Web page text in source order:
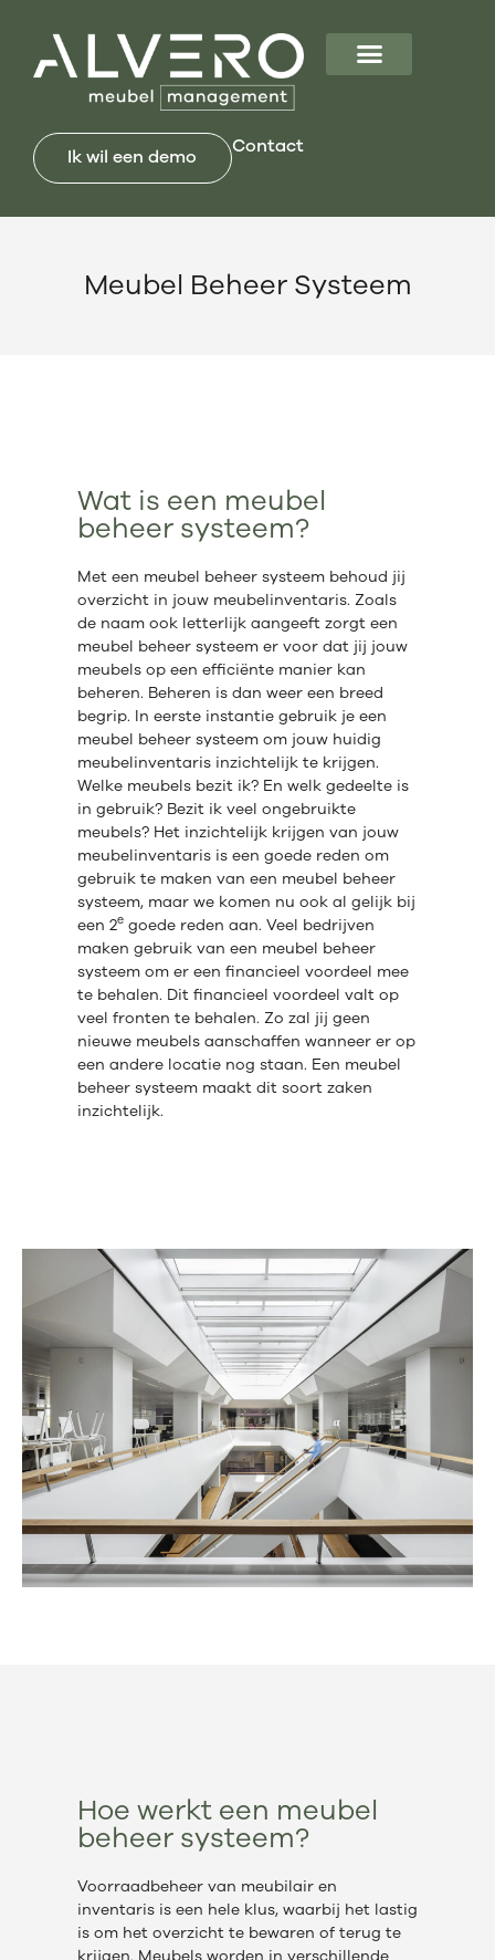
Ik wil een demo Contact
Meubel Beheer Systeem
Wat is een meubel
beheer systeem?
Met een meubel beheer systeem behoud jij
overzicht in jouw meubelinventaris. Zoals
de naam ook letterlijk aangeeft zorgt een
meubel beheer systeem er voor dat jij jouw
meubels op een efficiënte manier kan
beheren. Beheren is dan weer een breed
begrip. In eerste instantie gebruik je een
meubel beheer systeem om jouw huidig
meubelinventaris inzichtelijk te krijgen.
Welke meubels bezit ik? En welk gedeelte is
in gebruik? Bezit ik veel ongebruikte
meubels? Het inzichtelijk krijgen van jouw
meubelinventaris is een goede reden om
gebruik te maken van een meubel beheer
systeem, maar we komen nu ook al gelijk bij
een 2e goede reden aan. Veel bedrijven
maken gebruik van een meubel beheer
systeem om er een financieel voordeel mee
te behalen. Dit financieel voordeel valt op
veel fronten te behalen. Zo zal jij geen
nieuwe meubels aanschaffen wanneer er op
een andere locatie nog staan. Een meubel
beheer systeem maakt dit soort zaken
inzichtelijk.
Hoe werkt een meubel
beheer systeem?
Voorraadbeheer van meubilair en
inventaris is een hele klus, waarbij het lastig
is om het overzicht te bewaren of terug te